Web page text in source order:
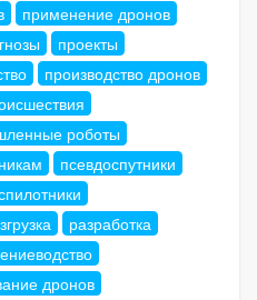
применение дронов
проекты
производство дронов
роботы
псевдоспутники
разработка
дронов